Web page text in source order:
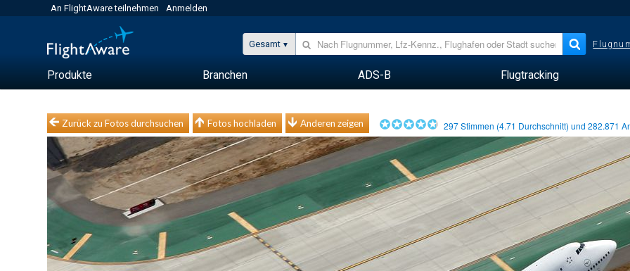
An FlightAware teilnehmen Anmelden
Gesamt
Produkte Branchen ADS-B Flugtracking
Zurück zu Fotos durchsuchen Fotos hochladen Anderen zeigen 297Stimmen (4.71 Durchschnitt) und282.871